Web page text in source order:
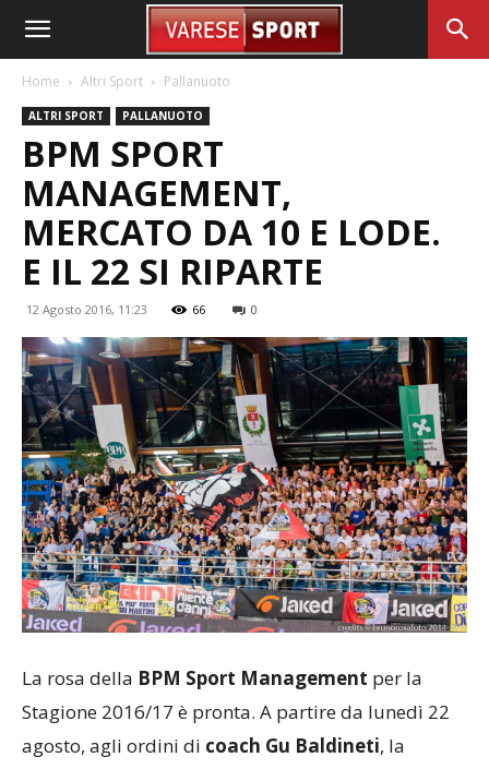
Home Altri Sport Pallanuoto
ALTRI SPORT PALLANUOTO
BPM SPORT
MANAGEMENT,
MERCATO DA 10 E LODE.
E IL 22 SI RIPARTE
12 Agosto 2016, 11:23 66 0
La rosa della BPM Sport Management per la
Stagione 2016/17 è pronta. A partire da lunedì 22
agosto, agli ordini di coach Gu Baldineti, la